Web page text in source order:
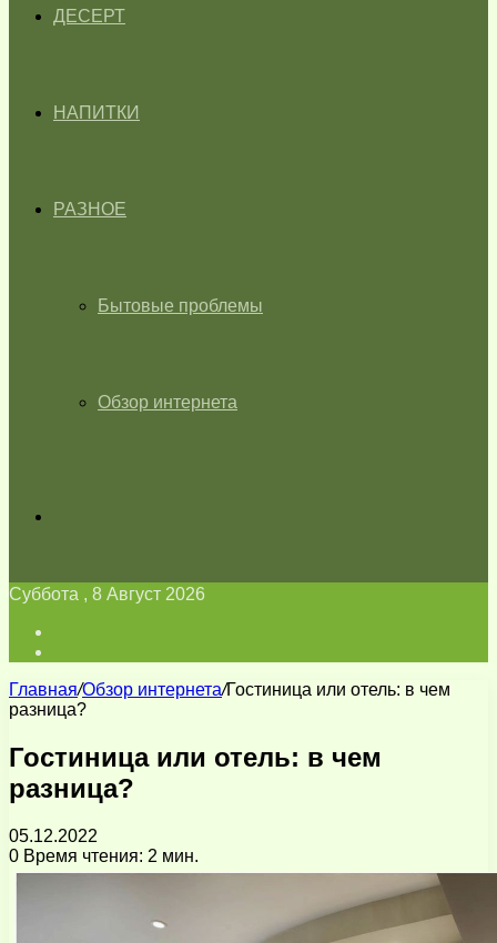
ДЕСЕРТ
НАПИТКИ
РАЗНОЕ
Бытовые проблемы
Обзор интернета
Суббота , 8 Август 2026
Главная/Обзор интернета/Гостиница или отель: в чем
разница?
Гостиница или отель: в чем
разница?
05.12.2022
0 Время чтения: 2 мин.